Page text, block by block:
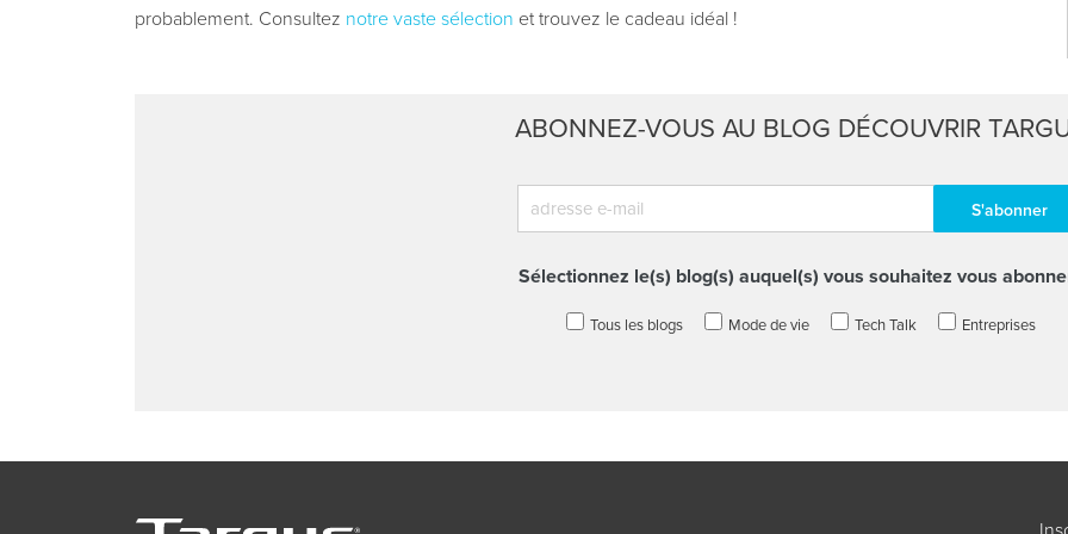
probablement. Consultez notre vaste sélection et trouvez le cadeau idéal !
ABONNEZ-VOUS AU BLOG DÉCOUVRIR
Sélectionnez le(s) blog(s) auquel(s) vous souhaitez vous
Tous les blogs Mode de vie Tech Talk Entreprises